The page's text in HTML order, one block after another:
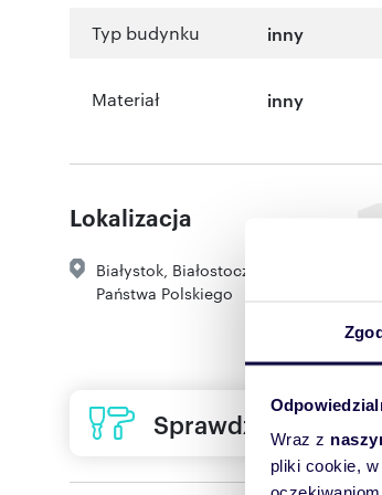
Wraz z
pliki cookie,
Typ budynku inny
Materiał inny
Lokalizacja
Białystok Białostoczek
Państwa Polskiego
Sprawdź ofertę